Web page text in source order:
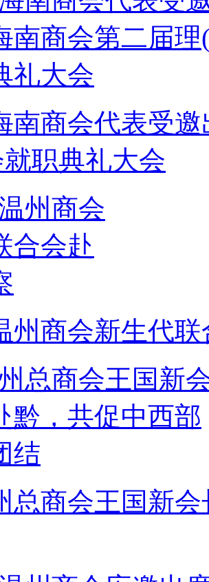
南商会代表受
职典礼大会
州商会新生代
总商会王国新